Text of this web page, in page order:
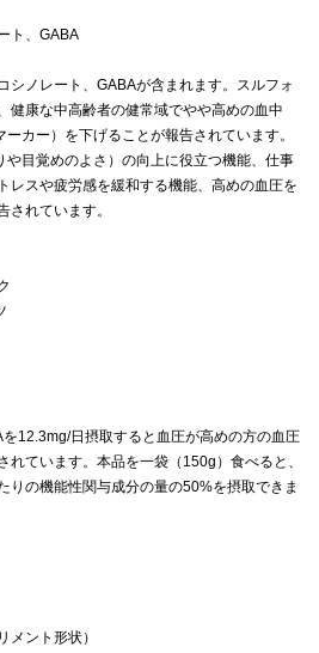
ト、GABA
シノレート、GABAが含まれます。スルフォ
健康な中高齢者の健常域でやや高めの血中
カー）を下げることが報告されています。
目覚めのよさ）の向上に役立つ機能、仕事
レスや疲労感を緩和する機能、高めの血圧を
されています。
12.3mg/日摂取すると血圧が高めの方の血圧
れています。本品を一袋（150g）食べると、
りの機能性関与成分の量の50%を摂取できま
メント形状）